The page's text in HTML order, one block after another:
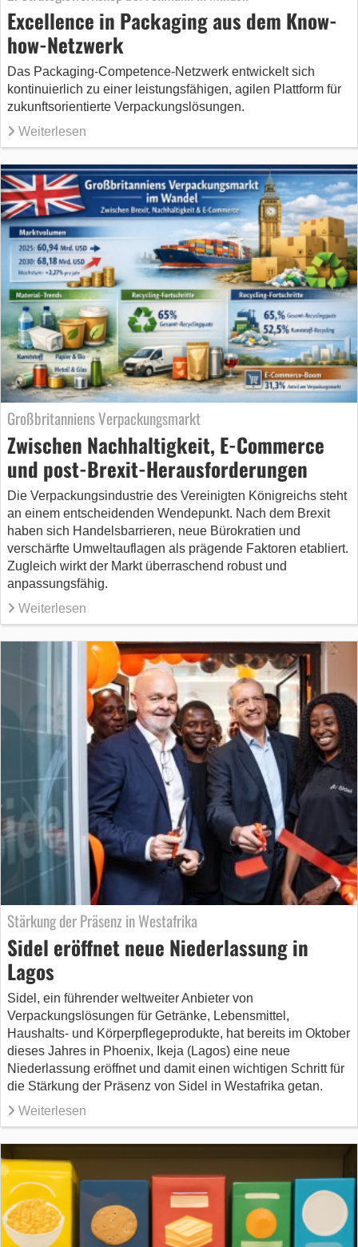
Excellence in Packaging aus dem Know-
how-Netzwerk
Das Packaging-Competence-Netzwerk entwickelt sich
kontinuierlich zu einer leistungsfähigen, agilen Plattform für
zukunftsorientierte Verpackungslösungen.
Weiterlesen
Großbritanniens Verpackungsmarkt
Zwischen Nachhaltigkeit, E-Commerce
und post-Brexit-Herausforderungen
Die Verpackungsindustrie des Vereinigten Königreichs steht
an einem entscheidenden Wendepunkt. Nach dem Brexit
haben sich Handelsbarrieren, neue Bürokratien und
verschärfte Umweltauflagen als prägende Faktoren etabliert.
Zugleich wirkt der Markt überraschend robust und
anpassungsfähig.
Weiterlesen
Stärkung der Präsenz in Westafrika
Sidel eröffnet neue Niederlassung in
Lagos
Sidel, ein führender weltweiter Anbieter von
Verpackungslösungen für Getränke, Lebensmittel,
Haushalts- und Körperpflegeprodukte, hat bereits im Oktober
dieses Jahres in Phoenix, Ikeja (Lagos) eine neue
Niederlassung eröffnet und damit einen wichtigen Schritt für
die Stärkung der Präsenz von Sidel in Westafrika getan.
Weiterlesen